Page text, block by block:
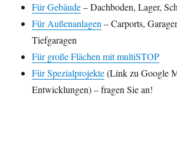
Für Gebäude– Dachboden, Lager,
Für Außenanlagen – Carports,
Tiefgaragen
Für große Flächen mit multiSTOP
Für Spezialprojekte(Link zu Google
Entwicklungen) – fragen Sie an!